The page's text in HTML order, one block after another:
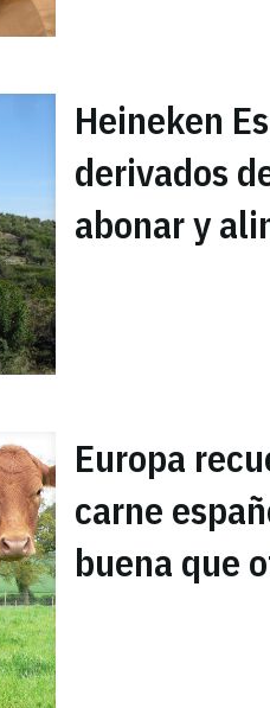
Heineken
derivados
abonar y
Europa
carne
buena que